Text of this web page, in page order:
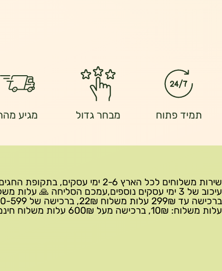
תמיד פתוח מבחר גדול מגיע
שירות משלוחים לכל הארץ 2-6 ימי עסקים, בתקופת
עיכוב של 3 ימי עסקים נוספים,עמכם הסליחה 🙏 עלות
עלות משלוח: 10₪, ברכישה מעל 600₪ עלות משלוח חינם